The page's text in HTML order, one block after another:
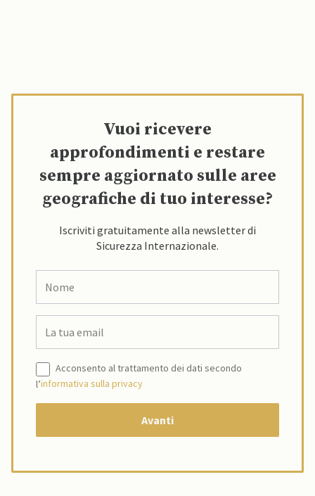
Vuoi ricevere
approfondimenti e restare
sempre aggiornato sulle aree
geografiche di tuo interesse?
Iscriviti gratuitamente alla newsletter di
Sicurezza Internazionale.
Acconsento al trattamento dei dati secondo
l’informativa sulla privacy